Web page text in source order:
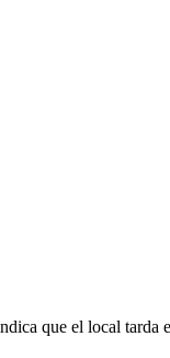
que el local tarda